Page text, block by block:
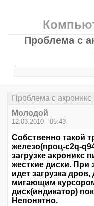
Проблема с
Проблема с
Молодой
12.03.2010 - 05:43
Собственно такой
железо(проц-c2q-
загрузке акроникс
жесткие диски. При
идет загрузка
мигающим
диск(индикатор)
Непонятно.